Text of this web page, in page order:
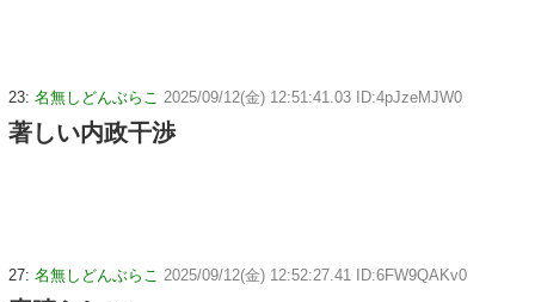
23: 名無しどんぶらこ 2025/09/12(金) 12:51:41.03 ID:4pJzeMJW0
著しい内政干渉
27: 名無しどんぶらこ 2025/09/12(金) 12:52:27.41 ID:6FW9QAKv0